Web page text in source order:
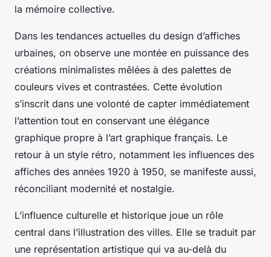
la mémoire collective.
Dans les tendances actuelles du design d’affiches
urbaines, on observe une montée en puissance des
créations minimalistes mêlées à des palettes de
couleurs vives et contrastées. Cette évolution
s’inscrit dans une volonté de capter immédiatement
l’attention tout en conservant une élégance
graphique propre à l’art graphique français. Le
retour à un style rétro, notamment les influences des
affiches des années 1920 à 1950, se manifeste aussi,
réconciliant modernité et nostalgie.
L’influence culturelle et historique joue un rôle
central dans l’illustration des villes. Elle se traduit par
une représentation artistique qui va au-delà du